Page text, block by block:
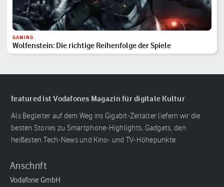
GAMING
Wolfenstein: Die richtige Reihenfolge der Spiele
featured ist Vodafones Magazin für digitale Kultur
Als Begleiter auf dem Weg ins Gigabit-Zeitalter liefern wir die
besten Stories zu Smartphone-Highlights, Gadgets, den
heißesten Tech-News und Kino- und TV-Höhepunkte.
Anschrift
Vodafone GmbH